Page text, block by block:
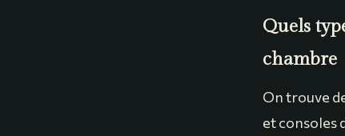
Quels
chambre
On trouve
et consoles